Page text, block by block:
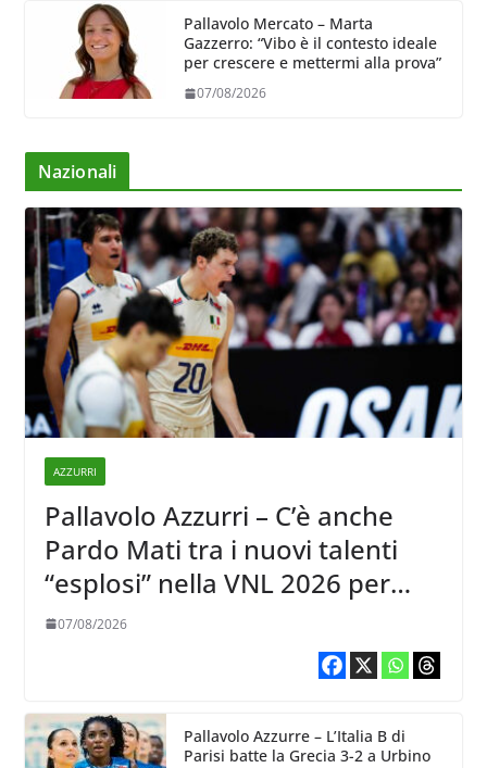
Pallavolo Mercato – Marta
Gazzerro: “Vibo è il contesto ideale
per crescere e mettermi alla prova”
07/08/2026
Nazionali
AZZURRI
Pallavolo Azzurri – C’è anche
Pardo Mati tra i nuovi talenti
“esplosi” nella VNL 2026 per
Volleyball World
07/08/2026
Pallavolo Azzurre – L’Italia B di
Parisi batte la Grecia 3-2 a Urbino